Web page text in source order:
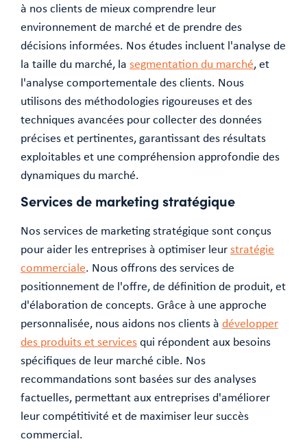
à nos clients de mieux comprendre leur
environnement de marché et de prendre des
décisions informées. Nos études incluent l'analyse de
la taille du marché, la segmentation du marché, et
l'analyse comportementale des clients. Nous
utilisons des méthodologies rigoureuses et des
techniques avancées pour collecter des données
précises et pertinentes, garantissant des résultats
exploitables et une compréhension approfondie des
dynamiques du marché.
Services de marketing stratégique
Nos services de marketing stratégique sont conçus
pour aider les entreprises à optimiser leurstratégie
commerciale. Nous offrons des services de
positionnement de l'offre, de définition de produit, et
d'élaboration de concepts. Grâce à une approche
personnalisée, nous aidons nos clients à développer
des produits et servicesqui répondent aux besoins
spécifiques de leur marché cible. Nos
recommandations sont basées sur des analyses
factuelles, permettant aux entreprises d'améliorer
leur compétitivité et de maximiser leur succès
commercial.